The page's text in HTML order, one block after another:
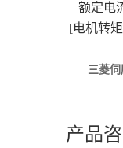
额定电
[电机转
三菱
产品